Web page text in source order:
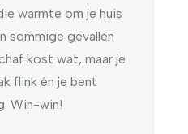
warmte om je huis
sommige gevallen
kost wat, maar je
flink én je bent
Win-win!